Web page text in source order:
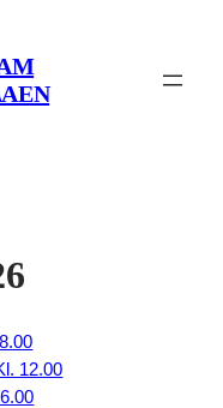
12.00